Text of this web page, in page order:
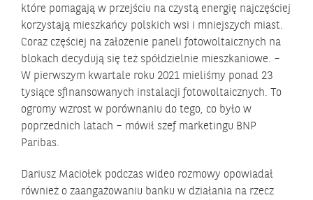
które pomagają w przejściu na czystą energię najczęściej
korzystają mieszkańcy polskich wsi i mniejszych miast.
Coraz częściej na założenie paneli fotowoltaicznych na
blokach decydują się też spółdzielnie mieszkaniowe. –
W pierwszym kwartale roku 2021 mieliśmy ponad 23
tysiące sfinansowanych instalacji fotowoltaicznych. To
ogromy wzrost w porównaniu do tego, co było w
poprzednich latach – mówił szef marketingu BNP
Paribas.
Dariusz Maciołek podczas wideo rozmowy opowiadał
również o zaangażowaniu banku w działania na rzecz